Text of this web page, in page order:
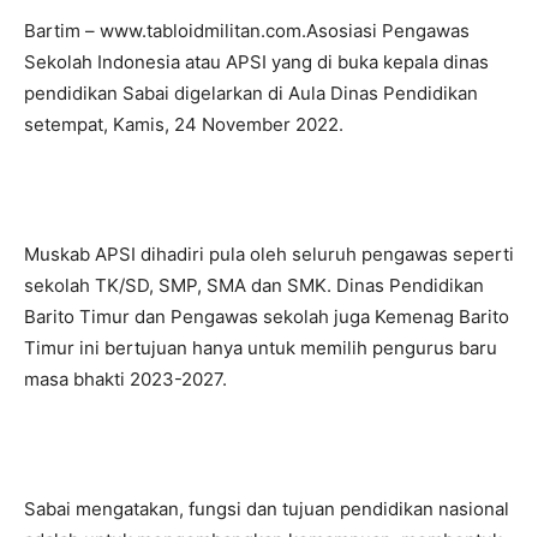
Bartim – www.tabloidmilitan.com.Asosiasi Pengawas
Sekolah Indonesia atau APSI yang di buka kepala dinas
pendidikan Sabai digelarkan di Aula Dinas Pendidikan
setempat, Kamis, 24 November 2022.
Muskab APSI dihadiri pula oleh seluruh pengawas seperti
sekolah TK/SD, SMP, SMA dan SMK. Dinas Pendidikan
Barito Timur dan Pengawas sekolah juga Kemenag Barito
Timur ini bertujuan hanya untuk memilih pengurus baru
masa bhakti 2023-2027.
Sabai mengatakan, fungsi dan tujuan pendidikan nasional